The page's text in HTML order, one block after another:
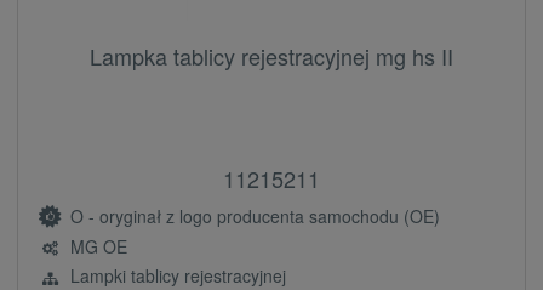
Lampka tablicy rejestracyjnej mg hs II
11215211
O - oryginał z logo producenta samochodu (OE)
MG OE
Lampki tablicy rejestracyjnej